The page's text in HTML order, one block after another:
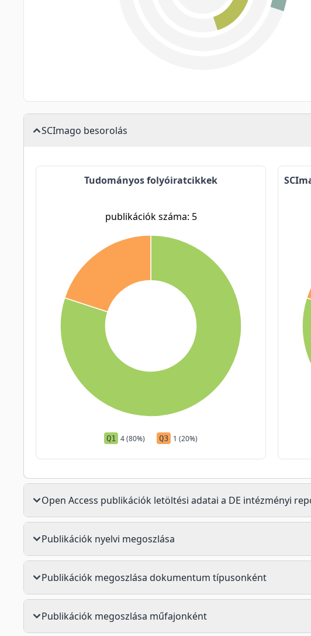
SCImago besorolás
Tudományos folyóiratcikkek
publikációk száma: 5
Q1 4 (80%) Q3 1 (20%)
Open Access publikációk letöltési adatai a DE intézményi
Publikációk nyelvi megoszlása
Publikációk megoszlása dokumentum típusonként
Publikációk megoszlása műfajonként